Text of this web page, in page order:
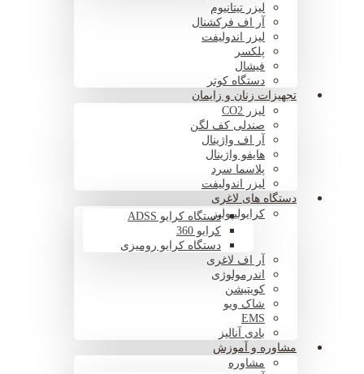
لیزر تیتانیوم
آر اف فرکشنال
لیزر اندولیفت
پلکسر
فیشال
دستگاه کوتر
تجهیزات زنان و زایمان
لیزر CO2
صندلی کف لگن
آر اف واژینال
هایفو واژینال
پلاسما سرد
لیزر اندولیفت
دستگاه های لاغری
کرایولیپولیزدستگاه کرایو ADSS
کرایو 360
دستگاه کرایو رومیزی
آر اف لاغری
اندرمولوژی
کویتیشن
شاک ویو
EMS
بادی آنالیز
مشاوره و آموزش
مشاوره